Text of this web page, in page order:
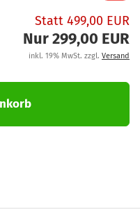
Statt 499,00 EUR
Nur 299,00 EUR
inkl. 19% MwSt. zzgl. Versand